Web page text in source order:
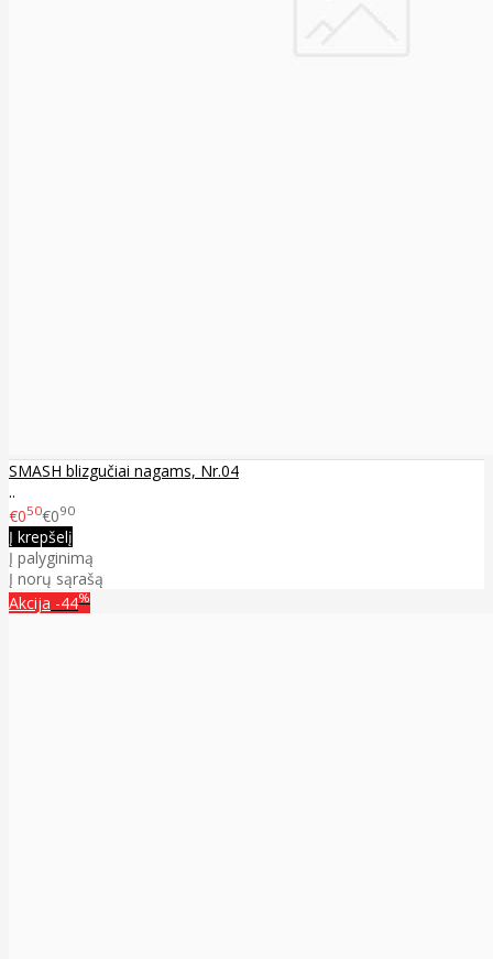
SMASH blizgučiai nagams, Nr.04
..
€050€090
Į krepšelį
Į palyginimą
Į norų sąrašą
Akcija -44%